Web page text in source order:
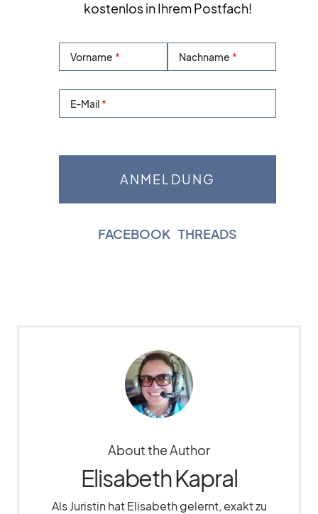
kostenlos in Ihrem Postfach!
Vorname Nachname
E-Mail
FACEBOOK THREADS
About the Author
Elisabeth Kapral
Als Juristin hat Elisabeth gelernt, exakt zu